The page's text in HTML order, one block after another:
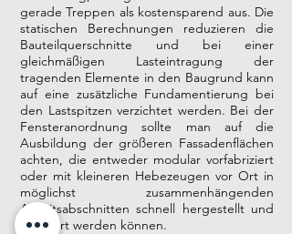
gerade Treppen als kostensparend aus. Die
statischen Berechnungen reduzieren die
Bauteilquerschnitte und bei einer
gleichmäßigen Lasteintragung der
tragenden Elemente in den Baugrund kann
auf eine zusätzliche Fundamentierung bei
den Lastspitzen verzichtet werden. Bei der
Fensteranordnung sollte man auf die
Ausbildung der größeren Fassadenflächen
achten, die entweder modular vorfabriziert
oder mit kleineren Hebezeugen vor Ort in
möglichst zusammenhängenden
Arbeitsabschnitten schnell hergestellt und
montiert werden können.